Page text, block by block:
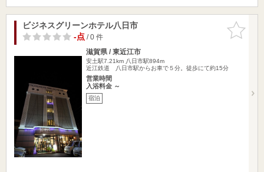
お気に入
りに追加
ビジネスグリーンホテル八日市
-点/ 0 件
滋賀県 / 東近江市
安土駅7.21km 八日市駅894m
近江鉄道 八日市駅からお車で５分。徒歩にて約15分
営業時間
入浴料金 ～
宿泊